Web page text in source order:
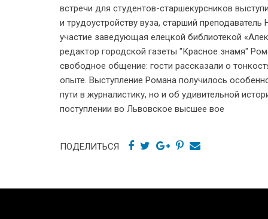
встречи для студентов-старшекурсников
и трудоустройству вуза, старший
участие заведующая елецкой библиотекой
редактор городской газеты "Красное знамя"
свободное общение: гости рассказали о
опыте. Выступление Романа получилось
пути в журналистику, но и об удивительной
поступлении во Львовское высшее вое
ПОДЕЛИТЬСЯ